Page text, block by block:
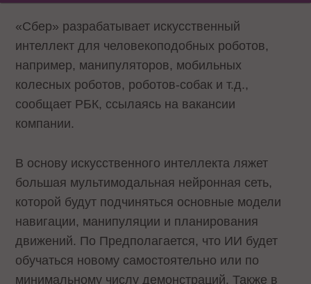
«Сбер» разрабатывает искусственный
интеллект для человекоподобных роботов,
например, манипуляторов, мобильных
колесных роботов, роботов-собак и т.д.,
сообщает РБК, ссылаясь на вакансии
компании.
В основу искусственного интеллекта ляжет
большая мультимодальная нейронная сеть,
которой будут подчиняться основные модели
навигации, манипуляции и планирования
движений. По Предполагается, что ИИ будет
обучаться новому самостоятельно или по
минимальному числу демонстраций. Также в